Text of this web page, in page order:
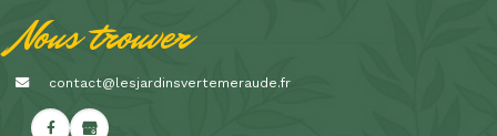
Nous trouver
contact@lesjardinsvertemeraude.fr